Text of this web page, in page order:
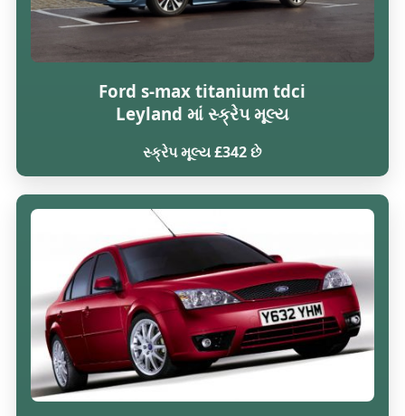
Ford s-max titanium tdci
Leyland માં સ્ક્રેપ મૂલ્ય
સ્ક્રેપ મૂલ્ય £342 છે